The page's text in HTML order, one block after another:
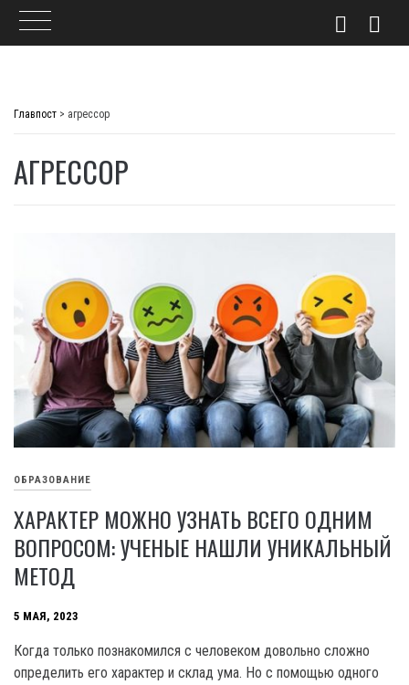
Главпост > агрессор
АГРЕССОР
ОБРАЗОВАНИЕ
ХАРАКТЕР МОЖНО УЗНАТЬ ВСЕГО ОДНИМ
ВОПРОСОМ: УЧЕНЫЕ НАШЛИ УНИКАЛЬНЫЙ
МЕТОД
5 МАЯ, 2023
Когда только познакомился с человеком довольно сложно
определить его характер и склад ума. Но с помощью одного